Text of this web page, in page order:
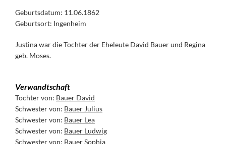
Geburtsdatum: 11.06.1862
Geburtsort: Ingenheim
Justina war die Tochter der Eheleute David Bauer und Regina
geb. Moses.
Verwandtschaft
Tochter von: Bauer David
Schwester von: Bauer Julius
Schwester von: Bauer Lea
Schwester von: Bauer Ludwig
Schwester von: Bauer Sophia